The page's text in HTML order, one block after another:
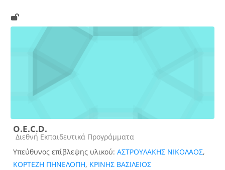
O.E.C.D.
Κατηγορία μαθήματος
Διεθνή Εκπαιδευτικά Προγράμματα
Υπεύθυνος επίβλεψης υλικού: ΑΣΤΡΟΥΛΑΚΗΣ ΝΙΚΟΛΑΟΣ,
ΚΟΡΤΕΖΗ ΠΗΝΕΛΟΠΗ, ΚΡΙΝΗΣ ΒΑΣΙΛΕΙΟΣ